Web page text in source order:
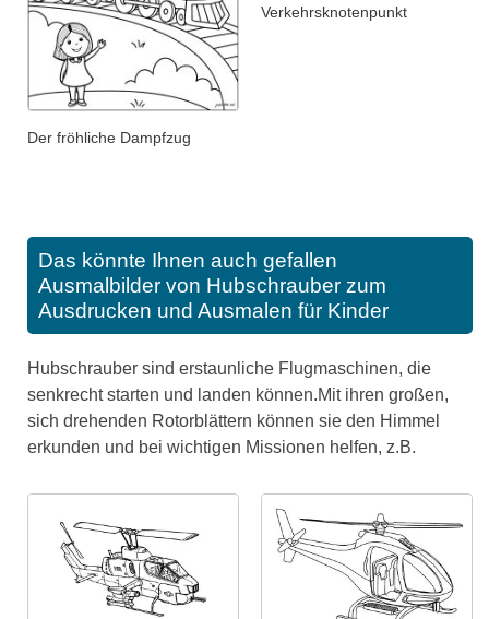
Der fröhliche Dampfzug
Verkehrsknotenpunkt
Das könnte Ihnen auch gefallen
Ausmalbilder von Hubschrauber zum
Ausdrucken und Ausmalen für Kinder
Hubschrauber sind erstaunliche Flugmaschinen, die
senkrecht starten und landen können.Mit ihren großen,
sich drehenden Rotorblättern können sie den Himmel
erkunden und bei wichtigen Missionen helfen, z.B.